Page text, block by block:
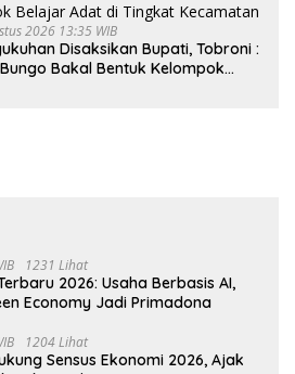
2026 13:35 WIB
Disaksikan Bupati, Tobroni :
Bakal Bentuk Kelompok
1231 Lihat
2026: Usaha Berbasis AI,
Economy Jadi Primadona
1204 Lihat
Sensus Ekonomi 2026, Ajak